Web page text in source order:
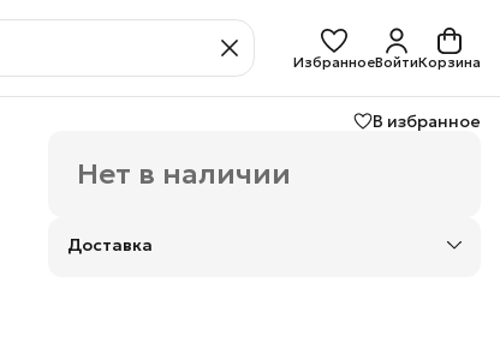
ИзбранноеВойтиКорзина
В избранное
Нет в наличии
Доставка